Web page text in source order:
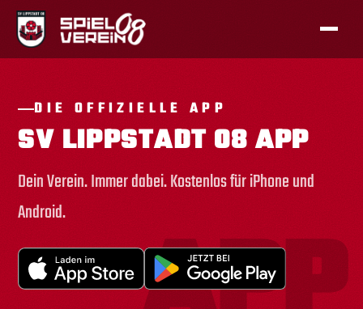
DIE OFFIZIELLE APP
SV LIPPSTADT 08 APP
Dein Verein. Immer dabei. Kostenlos für iPhone und
Android.